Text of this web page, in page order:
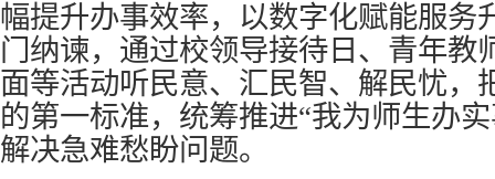
幅提升办事效率，以数字化赋能服务
门纳谏，通过校领导接待日、青年教
面等活动听民意、汇民智、解民忧，
的第一标准，统筹推进“我为师生办
解决急难愁盼问题。